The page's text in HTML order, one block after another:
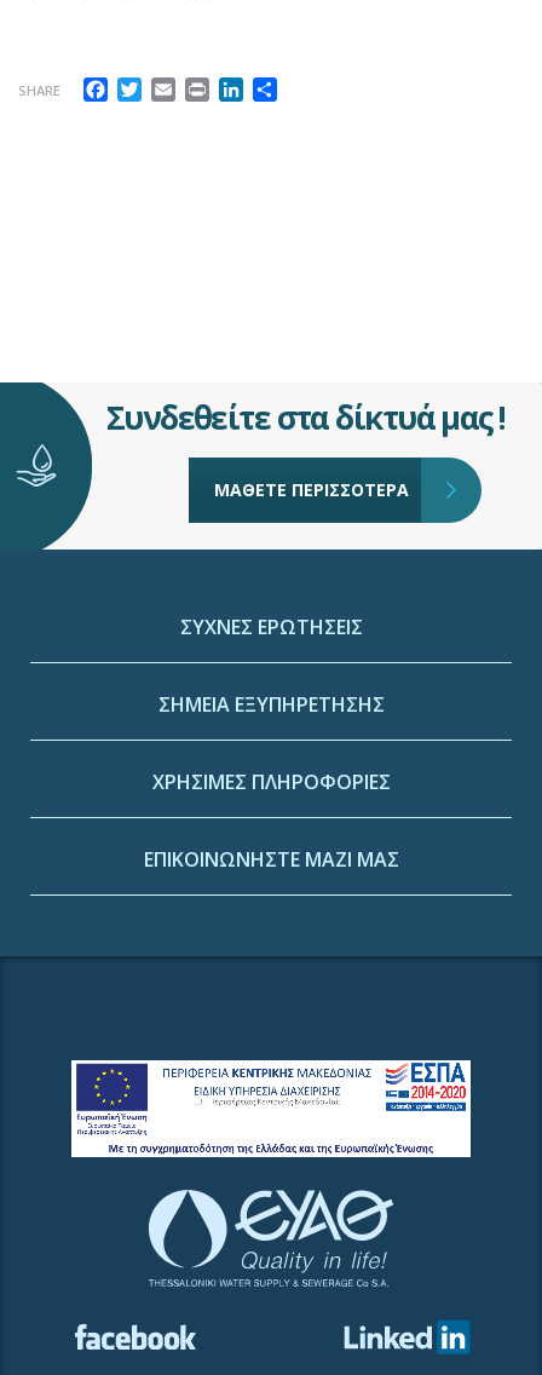
SHARE Facebook
Twitter
EmailPrintLinkedIn
Συνδεθείτε στα δίκτυά μας !
ΜΑΘΕΤΕ ΠΕΡΙΣΣΟΤΕΡΑ
ΣΥΧΝΕΣ ΕΡΩΤΗΣΕΙΣ
ΣΗΜΕΙΑ ΕΞΥΠΗΡΕΤΗΣΗΣ
ΧΡΗΣΙΜΕΣ ΠΛΗΡΟΦΟΡΙΕΣ
ΕΠΙΚΟΙΝΩΝΗΣΤΕ ΜΑΖΙ ΜΑΣ